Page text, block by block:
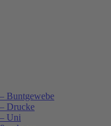
Buntgewebe
Drucke
Uni